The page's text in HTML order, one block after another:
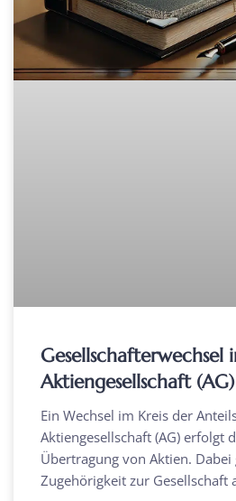
Gesellschafterwechsel
Aktiengesellschaft (AG)
Ein Wechsel im Kreis der
Aktiengesellschaft (AG) erfolgt
Übertragung von Aktien. Dabei
Zugehörigkeit zur Gesellschaft